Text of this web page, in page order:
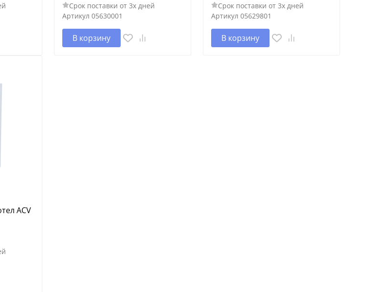
Срок поставки от 3х дней
Артикул 05630001
В корзину
Срок поставки от 3х дней
Артикул 05629801
В корзину
ACV